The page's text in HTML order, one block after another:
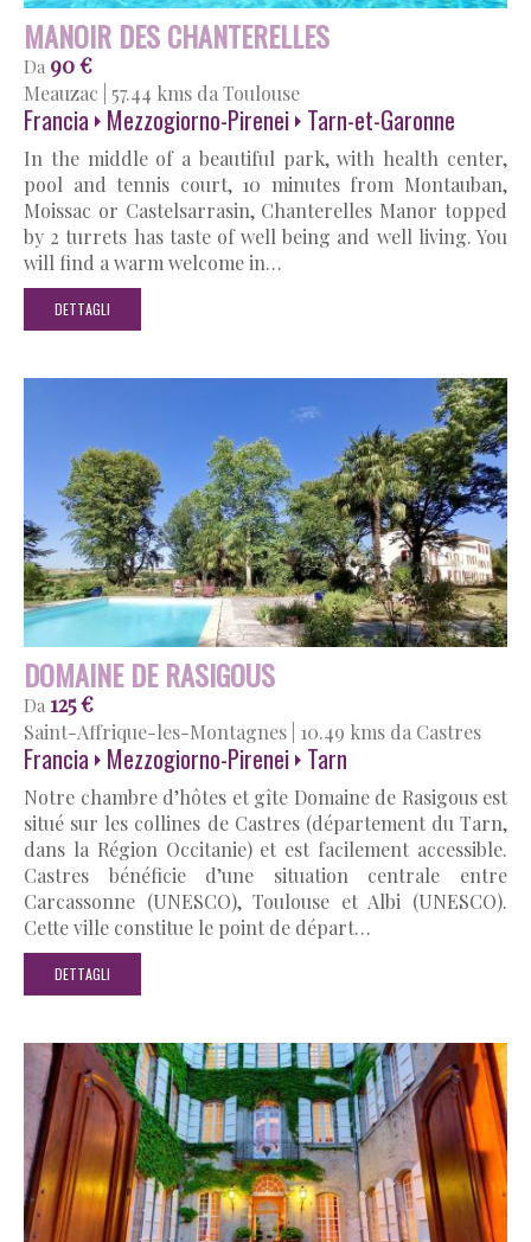
MANOIR DES CHANTERELLES
Da 90 €
Meauzac 57.44 kms da Toulouse
Francia Mezzogiorno-Pirenei Tarn-et-Garonne
In the middle of a beautiful park, with health center,
pool and tennis court, 10 minutes from Montauban,
Moissac or Castelsarrasin, Chanterelles Manor topped
by 2 turrets has taste of well being and well living. You
will find a warm welcome in…
DETTAGLI
DOMAINE DE RASIGOUS
Da 125 €
Saint-Affrique-les-Montagnes 10.49 kms da Castres
Francia Mezzogiorno-Pirenei Tarn
Notre chambre d’hôtes et gîte Domaine de Rasigous est
situé sur les collines de Castres (département du Tarn,
dans la Région Occitanie) et est facilement accessible.
Castres bénéficie d’une situation centrale entre
Carcassonne (UNESCO), Toulouse et Albi (UNESCO).
Cette ville constitue le point de départ…
DETTAGLI